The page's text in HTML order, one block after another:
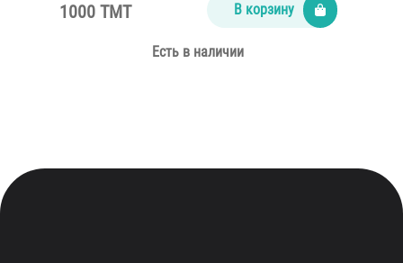
1000 TMT В корзину
Есть в наличии